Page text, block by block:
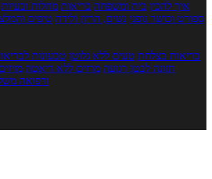
איך להכין בית ומשפחה בריאות מחלות ובעיות
ספורט וכושר גופני נשים, הריון ולידה טיפים
בריאות בצלחת טעים ללא גלוטן טבעונות
תזונה לבטן רגועה מרזים ללא דיאטה
ורפואה